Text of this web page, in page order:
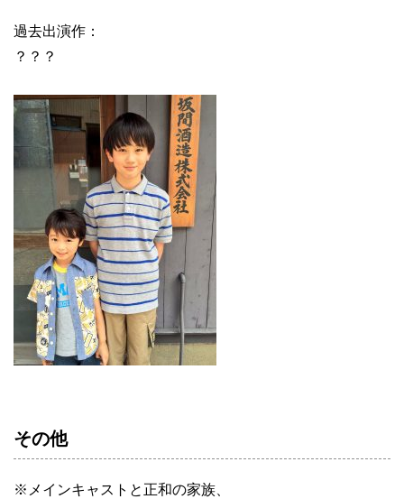
過去出演作：
？？？
その他
※メインキャストと正和の家族、